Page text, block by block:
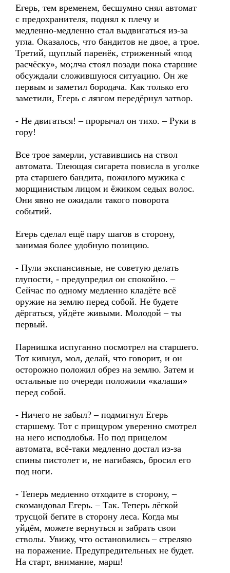
Егерь, тем временем, бесшумно снял автомат
с предохранителя, поднял к плечу и
медленно-медленно стал выдвигаться из-за
угла. Оказалось, что бандитов не двое, а трое.
Третий, щуплый паренёк, стриженный «под
расчёску», мо;лча стоял позади пока старшие
обсуждали сложившуюся ситуацию. Он же
первым и заметил бородача. Как только его
заметили, Егерь с лязгом передёрнул затвор.
- Не двигаться! – прорычал он тихо. – Руки в
гору!
Все трое замерли, уставившись на ствол
автомата. Тлеющая сигарета повисла в уголке
рта старшего бандита, пожилого мужика с
морщинистым лицом и ёжиком седых волос.
Они явно не ожидали такого поворота
событий.
Егерь сделал ещё пару шагов в сторону,
занимая более удобную позицию.
- Пули экспансивные, не советую делать
глупости, - предупредил он спокойно. –
Сейчас по одному медленно кладёте всё
оружие на землю перед собой. Не будете
дёргаться, уйдёте живыми. Молодой – ты
первый.
Парнишка испуганно посмотрел на старшего.
Тот кивнул, мол, делай, что говорит, и он
осторожно положил обрез на землю. Затем и
остальные по очереди положили «калаши»
перед собой.
- Ничего не забыл? – подмигнул Егерь
старшему. Тот с прищуром уверенно смотрел
на него исподлобья. Но под прицелом
автомата, всё-таки медленно достал из-за
спины пистолет и, не нагибаясь, бросил его
под ноги.
- Теперь медленно отходите в сторону, –
скомандовал Егерь. – Так. Теперь лёгкой
трусцой бегите в сторону леса. Когда мы
уйдём, можете вернуться и забрать свои
стволы. Увижу, что остановились – стреляю
на поражение. Предупредительных не будет.
На старт, внимание, марш!